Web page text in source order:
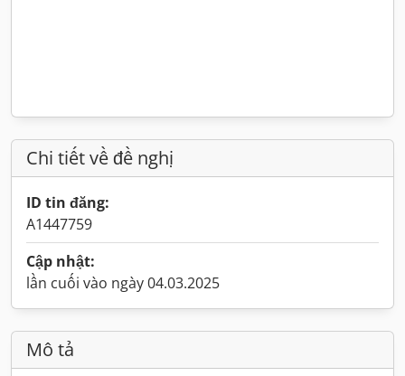
Chi tiết về đề nghị
ID tin đăng:
A1447759
Cập nhật:
lần cuối vào ngày 04.03.2025
Mô tả